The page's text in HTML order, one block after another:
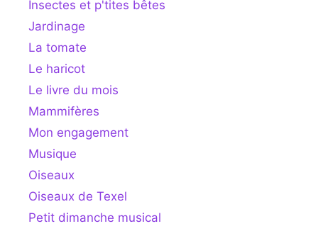
Insectes et p'tites bêtes
Jardinage
La tomate
Le haricot
Le livre du mois
Mammifères
Mon engagement
Musique
Oiseaux
Oiseaux de Texel
Petit dimanche musical